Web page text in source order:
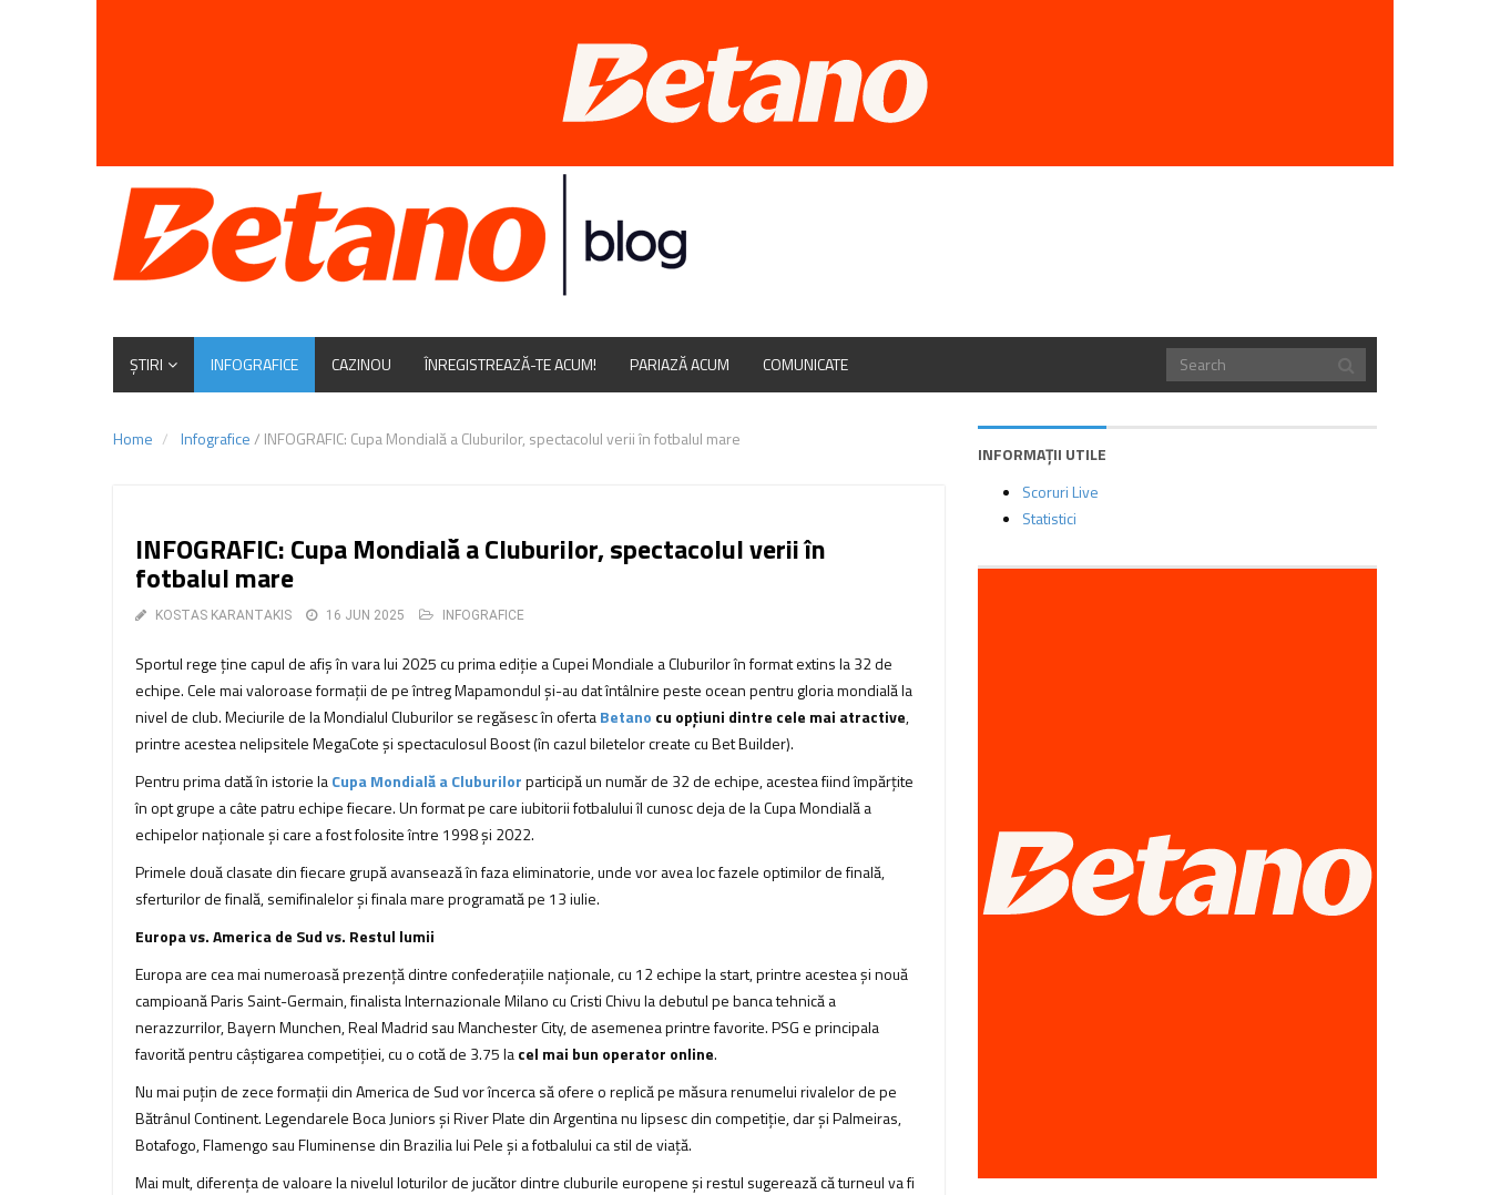
ȘTIRI INFOGRAFICE CAZINOU ÎNREGISTREAZĂ-TE ACUM! PARIAZĂ ACUM COMUNICATE
Home Infografice/ INFOGRAFIC: Cupa Mondială a Cluburilor, spectacolul verii în fotbalul mare
INFOGRAFIC: Cupa Mondială a Cluburilor, spectacolul verii în
fotbalul mare
KOSTAS KARANTAKIS 16 JUN 2025 INFOGRAFICE
Sportul rege ține capul de afiș în vara lui 2025 cu prima ediție a Cupei Mondiale a Cluburilor în format extins la 32 de
echipe. Cele mai valoroase formații de pe întreg Mapamondul și-au dat întâlnire peste ocean pentru gloria mondială la
nivel de club. Meciurile de la Mondialul Cluburilor se regăsesc în ofertaBetano cu opțiuni dintre cele mai atractive,
printre acestea nelipsitele MegaCote și spectaculosul Boost (în cazul biletelor create cu Bet Builder).
Pentru prima dată în istorie laCupa Mondială a Cluburilorparticipă un număr de 32 de echipe, acestea fiind împărțite
în opt grupe a câte patru echipe fiecare. Un format pe care iubitorii fotbalului îl cunosc deja de la Cupa Mondială a
echipelor naționale și care a fost folosite între 1998 și 2022.
Primele două clasate din fiecare grupă avansează în faza eliminatorie, unde vor avea loc fazele optimilor de finală,
sferturilor de finală, semifinalelor și finala mare programată pe 13 iulie.
Europa vs. America de Sud vs. Restul lumii
Europa are cea mai numeroasă prezență dintre confederațiile naționale, cu 12 echipe la start, printre acestea și nouă
campioană Paris Saint-Germain, finalista Internazionale Milano cu Cristi Chivu la debutul pe banca tehnică a
nerazzurrilor, Bayern Munchen, Real Madrid sau Manchester City, de asemenea printre favorite. PSG e principala
favorită pentru câștigarea competiției, cu o cotă de 3.75 lacel mai bun operator online.
Nu mai puțin de zece formații din America de Sud vor încerca să ofere o replică pe măsura renumelui rivalelor de pe
Bătrânul Continent. Legendarele Boca Juniors și River Plate din Argentina nu lipsesc din competiție, dar și Palmeiras,
Botafogo, Flamengo sau Fluminense din Brazilia lui Pele și a fotbalului ca stil de viață.
Mai mult, diferența de valoare la nivelul loturilor de jucător dintre cluburile europene și restul sugerează că turneul va fi
INFORMAȚII UTILE
Scoruri Live
Statistici